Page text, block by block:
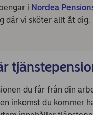
i Nordea
där vi sköter allt åt dig.
du får från din
inkomst du kommer